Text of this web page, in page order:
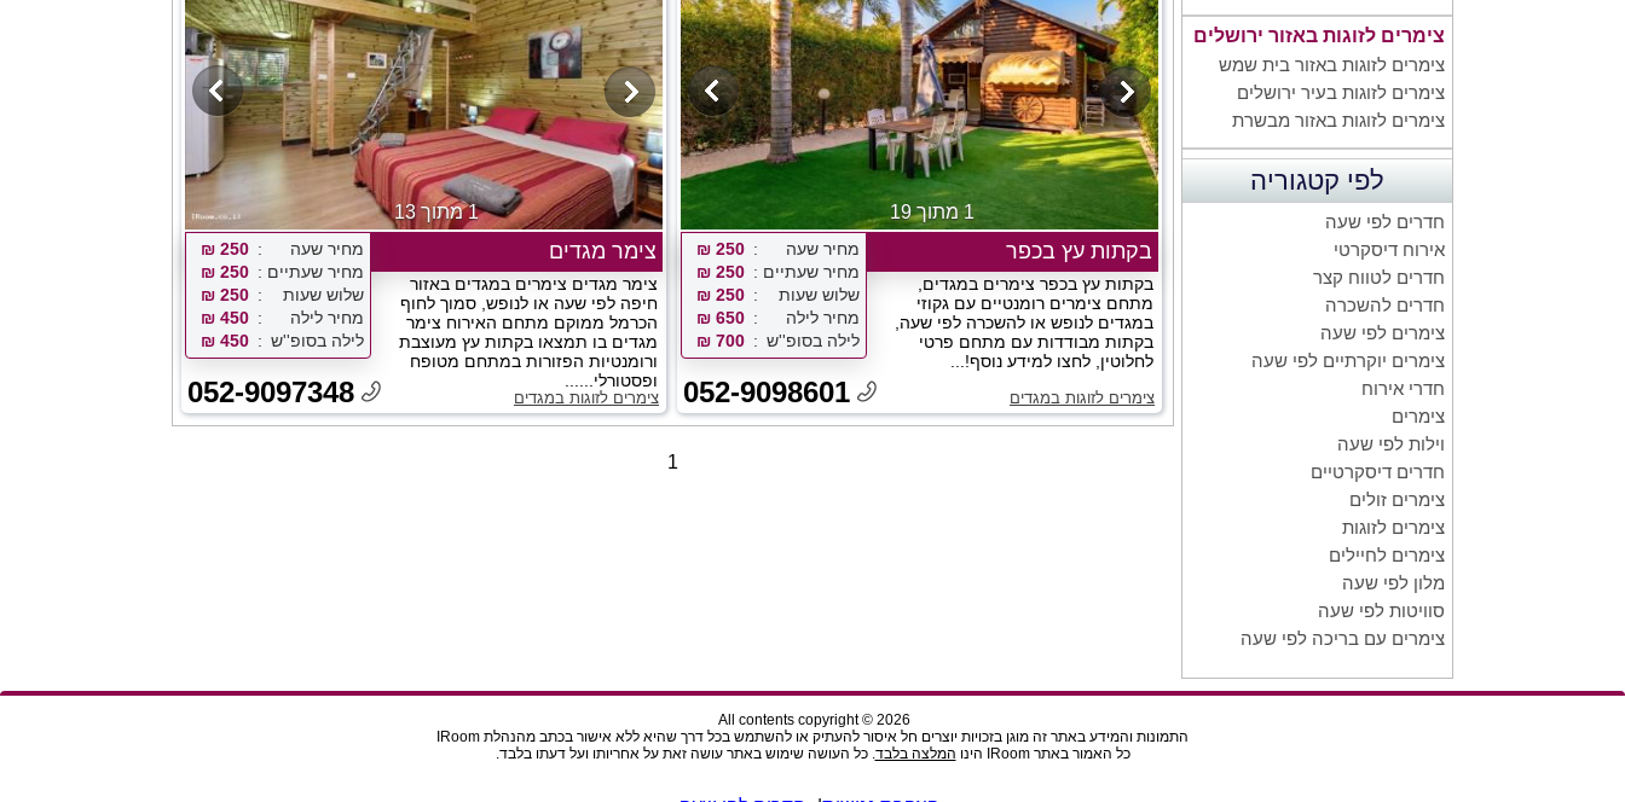
צימרים לזוגות באזור ירושלים
צימרים לזוגות באזור בית שמש
צימרים לזוגות בעיר ירושלים
צימרים לזוגות באזור מבשרת
לפי קטגוריה
חדרים לפי שעה
אירוח דיסקרטי
חדרים לטווח קצר
חדרים להשכרה
צימרים לפי שעה
צימרים יוקרתיים לפי שעה
חדרי אירוח
צימרים
וילות לפי שעה
חדרים דיסקרטיים
צימרים זולים
צימרים לזוגות
צימרים לחיילים
מלון לפי שעה
סוויטות לפי שעה
צימרים עם בריכה לפי שעה
1 מתוך 19
בקתות עץ בכפר
בקתות עץ בכפר צימרים במגדים,
מתחם צימרים רומנטיים עם גקוזי
במגדים לנופש או להשכרה לפי שעה,
בקתות מבודדות עם מתחם פרטי
לחלוטין, לחצו למידע נוסף!...
צימרים לזוגות במגדים
מחיר שעה
250 ₪
מחיר שעתיים
250 ₪
שלוש שעות
250 ₪
מחיר לילה
650 ₪
לילה בסופ''ש
700 ₪
052-9098601
1 מתוך 13
צימר מגדים
צימר מגדים צימרים במגדים באזור
חיפה לפי שעה או לנופש, סמוך לחוף
הכרמל ממוקם מתחם האירוח צימר
מגדים בו תמצאו בקתות עץ מעוצבת
ורומנטיות הפזורות במתחם מטופח
ופסטורלי......
צימרים לזוגות במגדים
מחיר שעה
250 ₪
מחיר שעתיים
250 ₪
שלוש שעות
250 ₪
מחיר לילה
450 ₪
לילה בסופ''ש
450 ₪
052-9097348
1
All contents copyright © 2026
התמונות והמידע באתר זה מוגן בזכויות יוצרים חל איסור להעתיק או להשתמש בכל דרך שהיא ללא אישור בכתב מהנהלת IRoom
כל האמור באתר IRoom הינו
המלצה בלבד. כל העושה שימוש באתר עושה זאת על אחריותו ועל דעתו בלבד.